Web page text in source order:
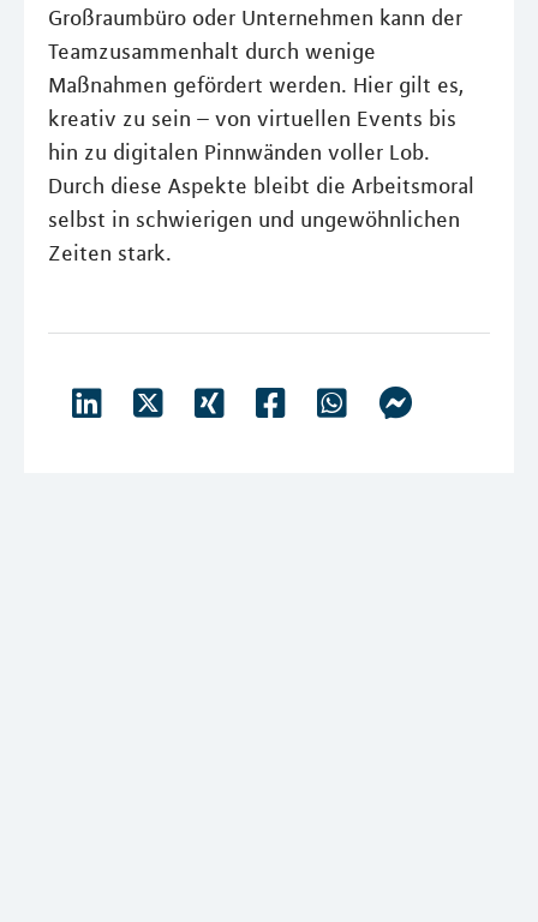
Großraumbüro oder Unternehmen kann der
Teamzusammenhalt durch wenige
Maßnahmen gefördert werden. Hier gilt es,
kreativ zu sein – von virtuellen Events bis
hin zu digitalen Pinnwänden voller Lob.
Durch diese Aspekte bleibt die Arbeitsmoral
selbst in schwierigen und ungewöhnlichen
Zeiten stark.